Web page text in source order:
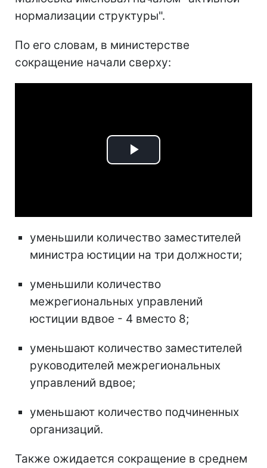
нормализации структуры".
По его словам, в министерстве
сокращение начали сверху:
Play
уменьшили количество заместителей
министра юстиции на три должности;
уменьшили количество
межрегиональных управлений
юстиции вдвое - 4 вместо 8;
уменьшают количество заместителей
руководителей межрегиональных
управлений вдвое;
уменьшают количество подчиненных
организаций.
Также ожидается сокращение в среднем